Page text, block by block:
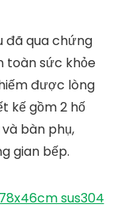
đã qua chứng
toàn sức khỏe
được lòng
kế gồm 2 hố
bàn phụ,
gian bếp.
sus304